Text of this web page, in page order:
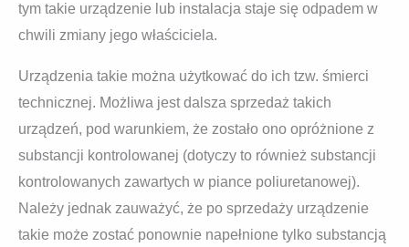
tym takie urządzenie lub instalacja staje się odpadem w
chwili zmiany jego właściciela.
Urządzenia takie można użytkować do ich tzw. śmierci
technicznej. Możliwa jest dalsza sprzedaż takich
urządzeń, pod warunkiem, że zostało ono opróżnione z
substancji kontrolowanej (dotyczy to również substancji
kontrolowanych zawartych w piance poliuretanowej).
Należy jednak zauważyć, że po sprzedaży urządzenie
takie może zostać ponownie napełnione tylko substancją